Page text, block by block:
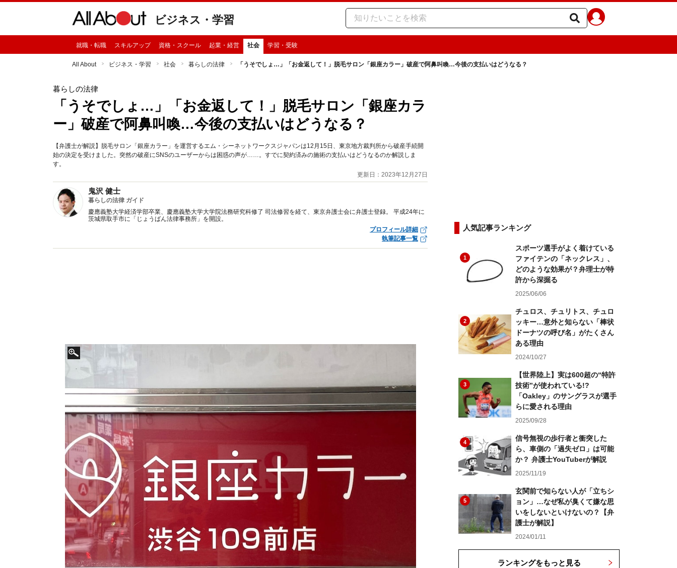
ビジネス・学習
就職・転職 スキルアップ 資格・スクール 起業・経営 社会 学習・受験
All About ビジネス・学習 社会 暮らしの法律 「うそでしょ…」「お金返して！」脱毛サロン「銀座カラー」破産で阿鼻叫喚…今後の支払いはどうなる？
暮らしの法律
「うそでしょ…」「お金返して！」脱毛サロン「銀座カラ
ー」破産で阿鼻叫喚…今後の支払いはどうなる？
【弁護士が解説】脱毛サロン「銀座カラー」を運営するエム・シーネットワークスジャパンは12月15日、東京地方裁判所から破産手続開
始の決定を受けました。突然の破産にSNSのユーザーからは困惑の声が……。すでに契約済みの施術の支払いはどうなるのか解説しま
す。
更新日：2023年12月27日
鬼沢 健士
暮らしの法律 ガイド
慶應義塾大学経済学部卒業、慶應義塾大学大学院法務研究科修了 司法修習を経て、東京弁護士会に弁護士登録。 平成24年に
茨城県取手市に「じょうばん法律事務所」を開設。
プロフィール詳細
執筆記事一覧
人気記事ランキング
1
スポーツ選手がよく着けている
ファイテンの「ネックレス」、
どのような効果が？弁理士が特
許から深掘る
2025/06/06
2
チュロス、チュリトス、チュロ
ッキー…意外と知らない「棒状
ドーナツの呼び名」がたくさん
ある理由
2024/10/27
3
【世界陸上】実は600超の“特許
技術”が使われている!?
「Oakley」のサングラスが選手
らに愛される理由
2025/09/28
4
信号無視の歩行者と衝突した
ら、車側の「過失ゼロ」は可能
か？ 弁護士YouTuberが解説
2025/11/19
5
玄関前で知らない人が「立ちシ
ョン」…なぜ私が臭くて嫌な思
いをしないといけないの？【弁
護士が解説】
2024/01/11
ランキングをもっと見る